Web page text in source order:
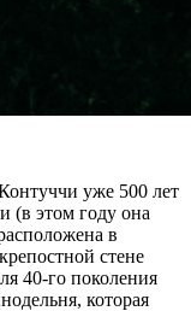
уже 500 лет
(в этом году она
в
стене
40-го поколения
которая